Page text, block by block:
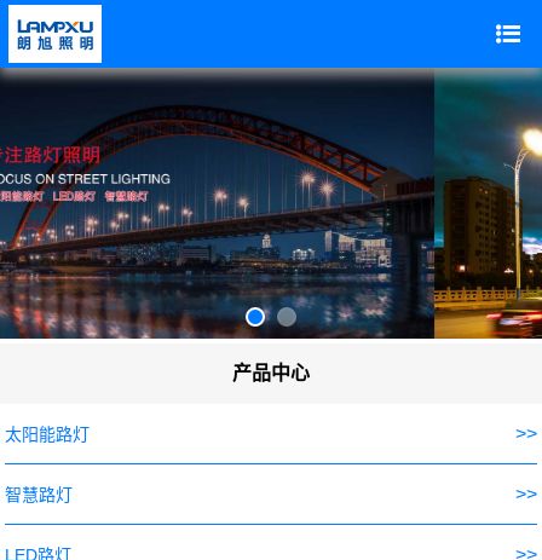
产品中心
太阳能路灯 >>
智慧路灯 >>
LED路灯 >>